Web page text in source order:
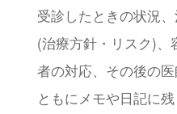
受診したときの状況
(治療方針・リスク)、
者の対応、その後の
ともにメモや日記に